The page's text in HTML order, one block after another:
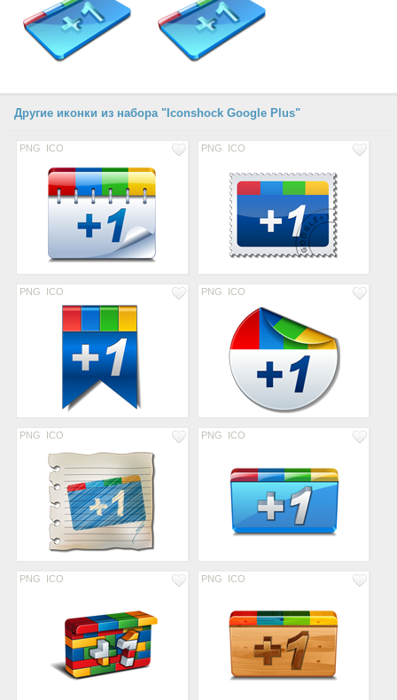
Другие иконки из набора "Iconshock Google Plus"
PNG ICO PNG ICO
PNG ICO PNG ICO
PNG ICO PNG ICO
PNG ICO PNG ICO